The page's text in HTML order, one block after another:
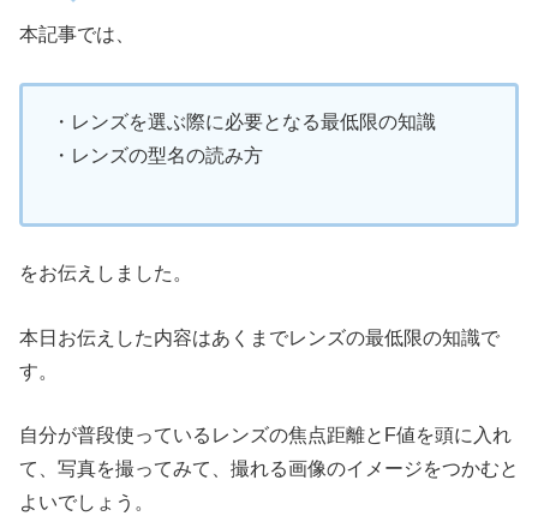
本記事では、
・レンズを選ぶ際に必要となる最低限の知識
・レンズの型名の読み方
をお伝えしました。
本日お伝えした内容はあくまでレンズの最低限の知識で
す。
自分が普段使っているレンズの焦点距離とF値を頭に入れ
て、写真を撮ってみて、撮れる画像のイメージをつかむと
よいでしょう。